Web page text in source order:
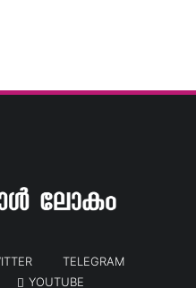
TELEGRAM
YOUTUBE